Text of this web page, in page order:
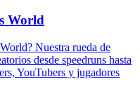
World
Nuestra rueda de
desde speedruns hasta
YouTubers y jugadores